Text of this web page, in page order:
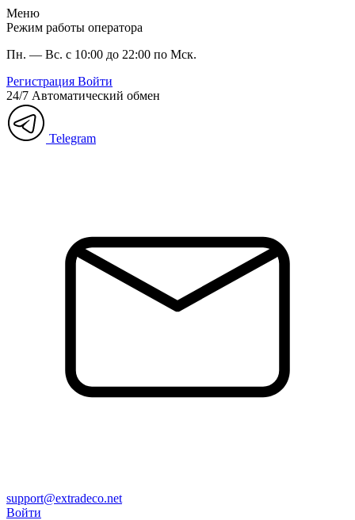
Меню
Режим работы оператора
Пн. — Вс. с 10:00 до 22:00 по Мск.
Регистрация Войти
24/7 Автоматический обмен
Telegram
support@extradeco.net
Войти